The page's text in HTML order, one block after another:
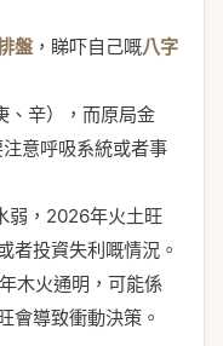
盤 ，睇吓自己嘅八字
、辛），而原局金
意呼吸系統或者事
弱，2026年火土旺
者投資失利嘅情況。
木火通明，可能係
會導致衝動決策。